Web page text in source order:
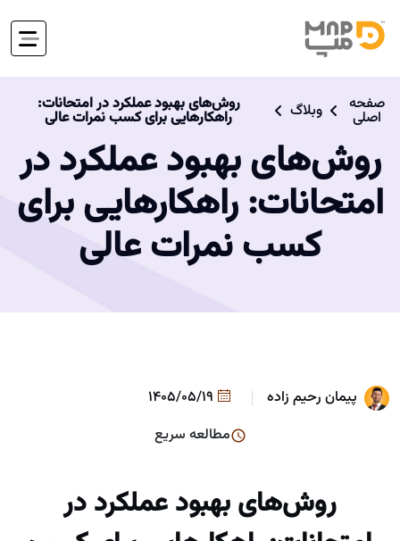
صفحه
اصلی وبلاگ روش‌های بهبود عملکرد در امتحانات:
راهکارهایی برای کسب نمرات عالی
روش‌های بهبود عملکرد در
امتحانات: راهکارهایی برای
کسب نمرات عالی
پیمان رحیم زاده
مطالعه سریع
روش‌های بهبود عملکرد در